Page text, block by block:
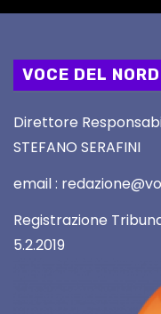
VOCE DEL
Direttore
STEFANO SERAFINI
email :
Registrazione
5.2.2019